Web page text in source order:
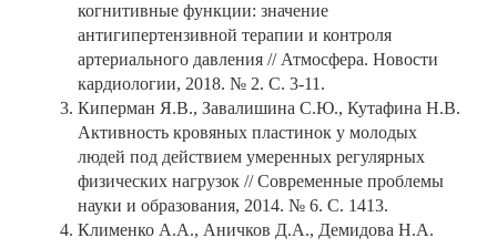
когнитивные функции: значение
антигипертензивной терапии и контроля
артериального давления // Атмосфера. Новости
кардиологии, 2018. № 2. С. 3-11.
Киперман Я.В., Завалишина С.Ю., Кутафина Н.В.
Активность кровяных пластинок у молодых
людей под действием умеренных регулярных
физических нагрузок // Современные проблемы
науки и образования, 2014. № 6. С. 1413.
Клименко А.А., Аничков Д.А., Демидова Н.А.